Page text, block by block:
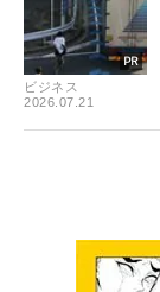
ビジネス
2026.07.21